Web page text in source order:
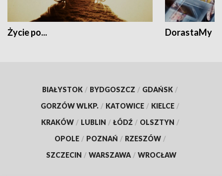
Życie po... DorastaMy
BIAŁYSTOK / BYDGOSZCZ / GDAŃSK /
GORZÓW WLKP. / KATOWICE / KIELCE /
KRAKÓW / LUBLIN / ŁÓDŹ / OLSZTYN /
OPOLE / POZNAŃ / RZESZÓW /
SZCZECIN / WARSZAWA / WROCŁAW